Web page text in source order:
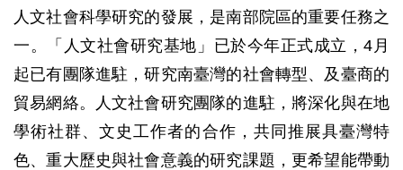
人文社會科學研究的發展，是南部院區的重要任務之
一。「人文社會研究基地」已於今年正式成立，4月
起已有團隊進駐，研究南臺灣的社會轉型、及臺商的
貿易網絡。人文社會研究團隊的進駐，將深化與在地
學術社群、文史工作者的合作，共同推展具臺灣特
色、重大歷史與社會意義的研究課題，更希望能帶動